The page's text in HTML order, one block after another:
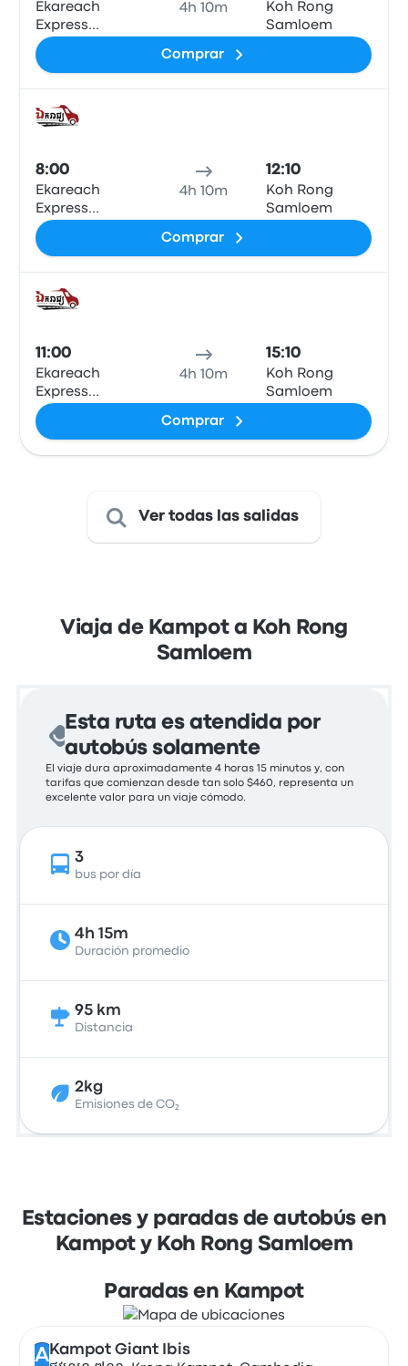
Ekareach
Express
Kampot Office
4h 10m
Koh Rong
Samloem
Comprar
8:00
Ekareach
Express
Kampot Office
4h 10m
12:10
Koh Rong
Samloem
Comprar
11:00
Ekareach
Express
Kampot Office
4h 10m
15:10
Koh Rong
Samloem
Comprar
Ver todas las salidas
Viaja de Kampot a Koh Rong
Samloem
Esta ruta es atendida por
autobús solamente
El viaje dura aproximadamente 4 horas 15 minutos y, con
tarifas que comienzan desde tan solo $460, representa un
excelente valor para un viaje cómodo.
3
bus por día
4h 15m
Duración promedio
95 km
Distancia
2kg
Emisiones de CO₂
Estaciones y paradas de autobús en
Kampot y Koh Rong Samloem
Paradas en Kampot
A Kampot Giant Ibis